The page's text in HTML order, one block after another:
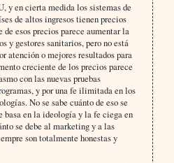
y en cierta medida los sistemas de
de altos ingresos tienen precios
esos precios parece aumentar la
y gestores sanitarios, pero no está
atención o mejores resultados para
creciente de los precios parece
con las nuevas pruebas
y por una fe ilimitada en los
No se sabe cuánto de eso se
basa en la ideología y la fe ciega en
se debe al marketing y a las
son totalmente honestas y